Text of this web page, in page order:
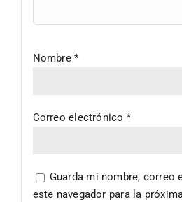
Nombre*
Correo electrónico *
Guarda mi nombre, correo
este navegador para la